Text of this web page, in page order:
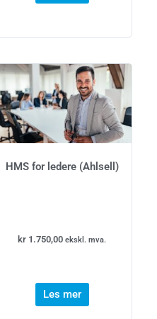
HMS for ledere (Ahlsell)
kr 1.750,00 ekskl. mva.
Les mer